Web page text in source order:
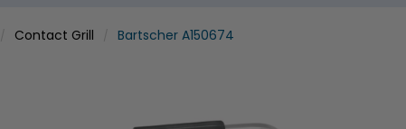
Contact Grill Bartscher A150674